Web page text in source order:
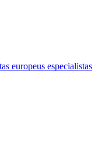
europeus especialistas